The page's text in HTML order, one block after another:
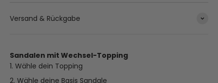
Versand & Rückgabe
Sandalen mit Wechsel-Topping
Wähle dein Topping
Wähle deine Basis Sandale